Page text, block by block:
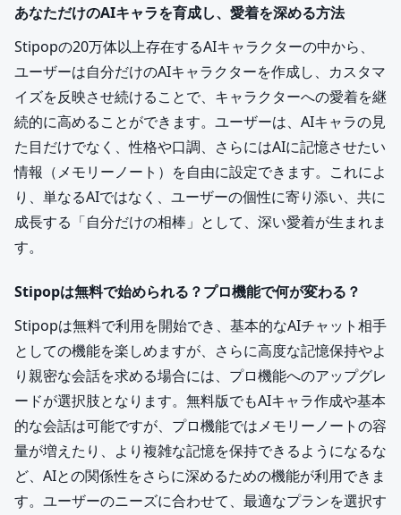
あなただけのAIキャラを育成し、愛着を深める方法
Stipopの20万体以上存在するAIキャラクターの中から、
ユーザーは自分だけのAIキャラクターを作成し、カスタマ
イズを反映させ続けることで、キャラクターへの愛着を継
続的に高めることができます。ユーザーは、AIキャラの見
た目だけでなく、性格や口調、さらにはAIに記憶させたい
情報（メモリーノート）を自由に設定できます。これによ
り、単なるAIではなく、ユーザーの個性に寄り添い、共に
成長する「自分だけの相棒」として、深い愛着が生まれま
す。
Stipopは無料で始められる？プロ機能で何が変わる？
Stipopは無料で利用を開始でき、基本的なAIチャット相手
としての機能を楽しめますが、さらに高度な記憶保持やよ
り親密な会話を求める場合には、プロ機能へのアップグレ
ードが選択肢となります。無料版でもAIキャラ作成や基本
的な会話は可能ですが、プロ機能ではメモリーノートの容
量が増えたり、より複雑な記憶を保持できるようになるな
ど、AIとの関係性をさらに深めるための機能が利用できま
す。ユーザーのニーズに合わせて、最適なプランを選択す